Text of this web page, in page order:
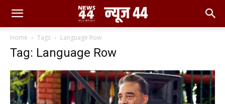
Home Tags Language Row
Tag: Language Row